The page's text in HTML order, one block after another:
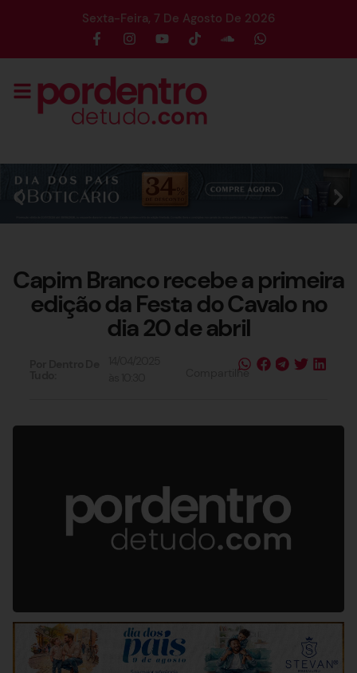
Sexta-Feira, 7 De Agosto De 2026
Capim Branco recebe a primeira
edição da Festa do Cavalo no
dia 20 de abril
Compartilhe